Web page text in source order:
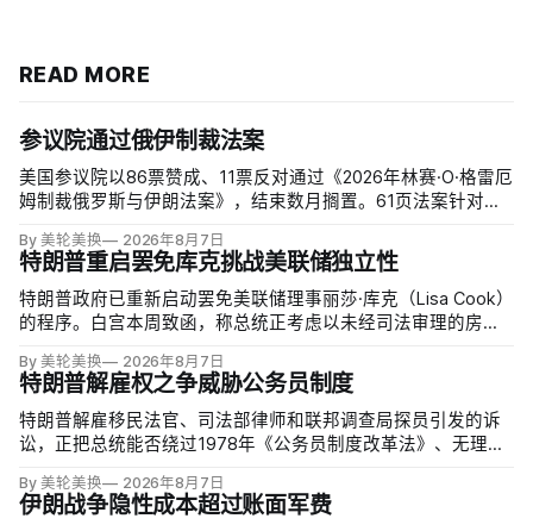
READ MORE
参议院通过俄伊制裁法案
美国参议院以86票赞成、11票反对通过《2026年林赛·O·格雷厄
姆制裁俄罗斯与伊朗法案》，结束数月搁置。61页法案针对俄
裁；同时授权对购买俄油气最多的五个国家实施定向关税，意
在切断支持俄乌战争的能源收入。
By 美轮美换 2026年8月7日
特朗普重启罢免库克挑战美联储独立性
特朗普政府已重新启动罢免美联储理事丽莎·库克（Lisa Cook）
的程序。白宫本周致函，称总统正考虑以未经司法审理的房贷
By 美轮美换 2026年8月7日
特朗普解雇权之争威胁公务员制度
特朗普解雇移民法官、司法部律师和联邦调查局探员引发的诉
讼，正把总统能否绕过1978年《公务员制度改革法》、无理由
天将全院审理两名前移民法官梅根·杰克勒（Megan Jackler）
和布兰登·贾罗赫（Brandon Jaroc…
By 美轮美换 2026年8月7日
伊朗战争隐性成本超过账面军费